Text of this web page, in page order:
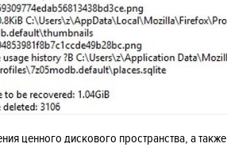
ценного дискового пространства, а также